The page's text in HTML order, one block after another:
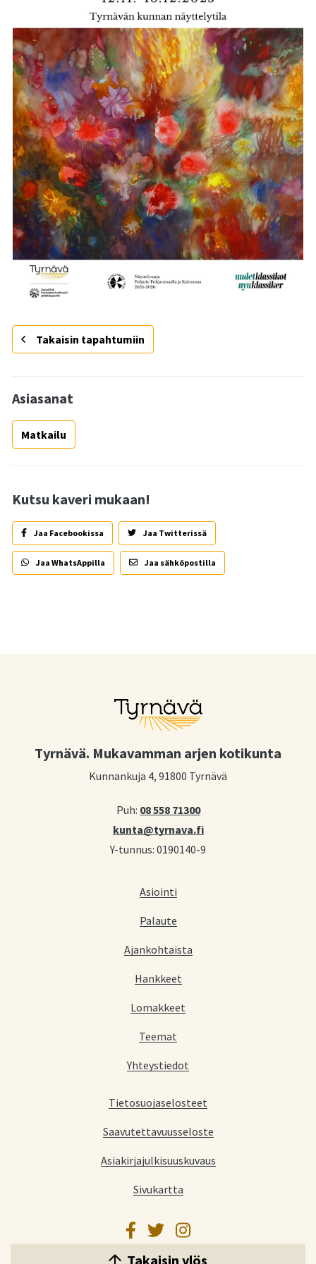
Takaisin tapahtumiin
Asiasanat
Matkailu
Kutsu kaveri mukaan!
Jaa Facebookissa Jaa Twitterissä
Jaa WhatsAppilla Jaa sähköpostilla
Tyrnävä. Mukavamman arjen kotikunta
Kunnankuja 4, 91800 Tyrnävä
Puh: 08 558 71300
kunta@tyrnava.fi
Y-tunnus: 0190140-9
Asiointi
Palaute
Ajankohtaista
Hankkeet
Lomakkeet
Teemat
Yhteystiedot
Tietosuojaselosteet
Saavutettavuusseloste
Asiakirjajulkisuuskuvaus
Sivukartta
Facebook
TwitterInstagram
Takaisin ylös